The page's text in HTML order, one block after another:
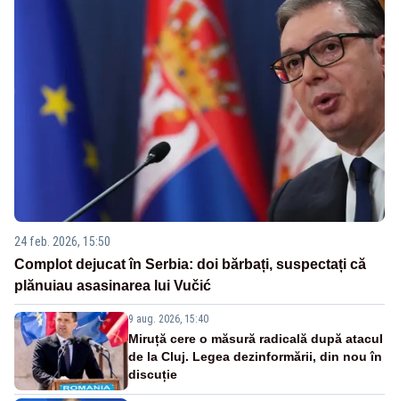
24 feb. 2026, 15:50
Complot dejucat în Serbia: doi bărbați, suspectați că
plănuiau asasinarea lui Vučić
9 aug. 2026, 15:40
Miruță cere o măsură radicală după atacul
de la Cluj. Legea dezinformării, din nou în
discuție